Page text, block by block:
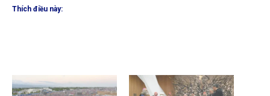
Thích điều này: